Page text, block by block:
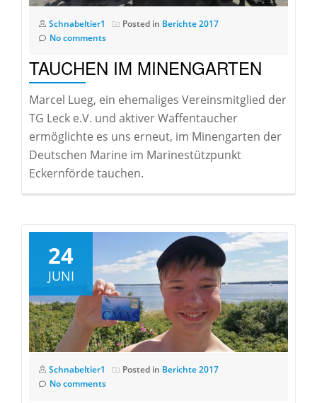
Schnabeltier1 Posted in Berichte 2017
No comments
TAUCHEN IM MINENGARTEN
Marcel Lueg, ein ehemaliges Vereinsmitglied der
TG Leck e.V. und aktiver Waffentaucher
ermöglichte es uns erneut, im Minengarten der
Deutschen Marine im Marinestützpunkt
Eckernförde tauchen.
24
JUNI
Schnabeltier1 Posted in Berichte 2017
No comments